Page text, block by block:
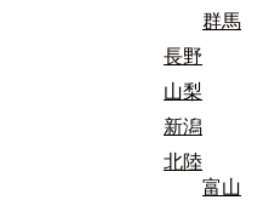
群馬
長野
山梨
新潟
北陸
富山